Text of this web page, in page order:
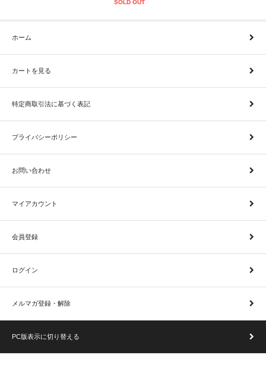
SOLD OUT
ホーム
カートを見る
特定商取引法に基づく表記
プライバシーポリシー
お問い合わせ
マイアカウント
会員登録
ログイン
メルマガ登録・解除
PC版表示に切り替える